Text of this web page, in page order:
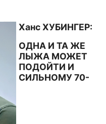
Ханс ХУБИНГЕР:
ОДНА И ТА ЖЕ
ЛЫЖА МОЖЕТ
ПОДОЙТИ И
СИЛЬНОМУ 70-